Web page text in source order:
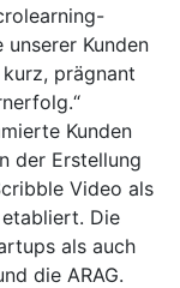
Kunden
prägnant
Kunden
der Erstellung
Video als
Die
als auch
die ARAG.